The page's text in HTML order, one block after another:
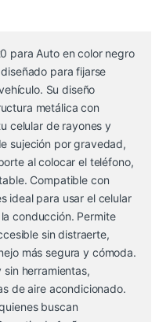
para Auto en color negro
para fijarse
Su diseño
metálica con
celular de rayones y
sujeción por gravedad,
al colocar el teléfono,
Compatible con
ideal para usar el celular
conducción. Permite
sin distraerte,
más segura y cómoda.
sin herramientas,
de aire acondicionado.
buscan